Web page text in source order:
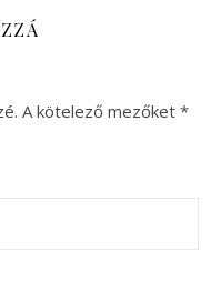
A kötelező mezőket *